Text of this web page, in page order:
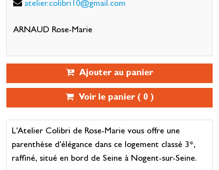
atelier.colibri10@gmail.com
ARNAUD Rose-Marie
Ajouter au panier
Voir le panier ( 0 )
L'Atelier Colibri de Rose-Marie vous offre une
parenthèse d'élégance dans ce logement classé 3*,
raffiné, situé en bord de Seine à Nogent-sur-Seine.